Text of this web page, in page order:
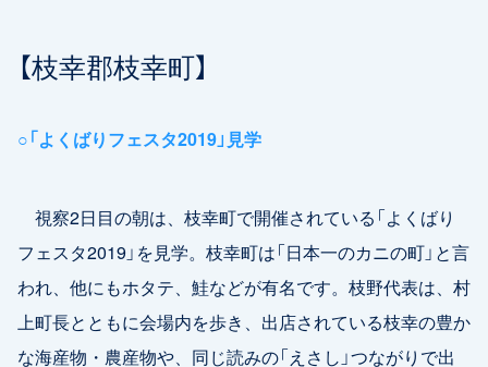
【枝幸郡枝幸町】
○「よくばりフェスタ2019」見学
視察2日目の朝は、枝幸町で開催されている「よくばり
フェスタ2019」を見学。枝幸町は「日本一のカニの町」と言
われ、他にもホタテ、鮭などが有名です。枝野代表は、村
上町長とともに会場内を歩き、出店されている枝幸の豊か
な海産物・農産物や、同じ読みの「えさし」つながりで出